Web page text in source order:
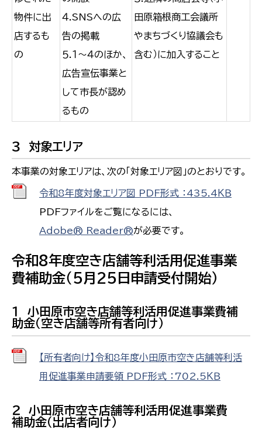
物件に出
店するも
の
４.SNSへの広
告の掲載
５.１～４のほか、
広告宣伝事業と
して市長が認め
るもの
田原箱根商工会議所
やまちづくり協議会も
含む）に加入すること
３ 対象エリア
本事業の対象エリアは、次の「対象エリア図」のとおりです。
令和8年度対象エリア図 PDF形式 ：435.4ＫＢ
PDFファイルをご覧になるには、
Adobe® Reader®が必要です。
令和8年度空き店舗等利活用促進事業
費補助金（5月25日申請受付開始）
１ 小田原市空き店舗等利活用促進事業費補
助金（空き店舗等所有者向け）
【所有者向け】令和8年度小田原市空き店舗等利活
用促進事業申請要領 PDF形式 ：702.5ＫＢ
２ 小田原市空き店舗等利活用促進事業費
補助金（出店者向け）